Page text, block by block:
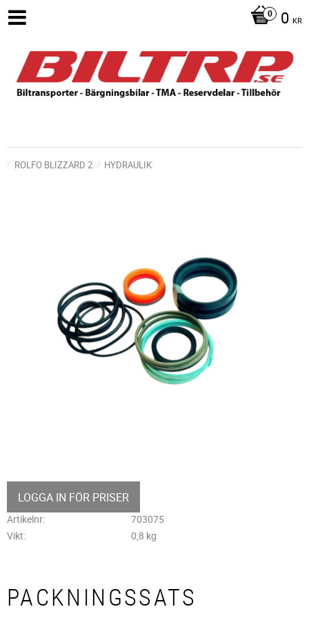
0 KR
ROLFO BLIZZARD 2 HYDRAULIK
LOGGA IN FÖR PRISER
Artikelnr
703075
Vikt
0,8 kg
PACKNINGSSATS